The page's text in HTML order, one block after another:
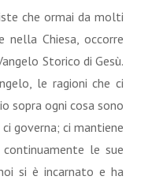
che ormai da molti
Chiesa, occorre
Storico di Gesù.
le ragioni che ci
sopra ogni cosa sono
governa; ci mantiene
continuamente le sue
si è incarnato e ha